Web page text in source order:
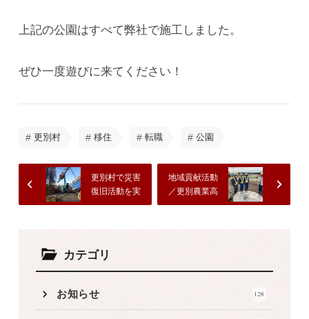
上記の公園はすべて弊社で施工しました。
ぜひ一度遊びに来てください！
更別村 移住 転職 公園
地域貢献活動
／更別農業高
校のインター
更別村で災害
復旧活動を実
施しました。
カテゴリ
お知らせ 128